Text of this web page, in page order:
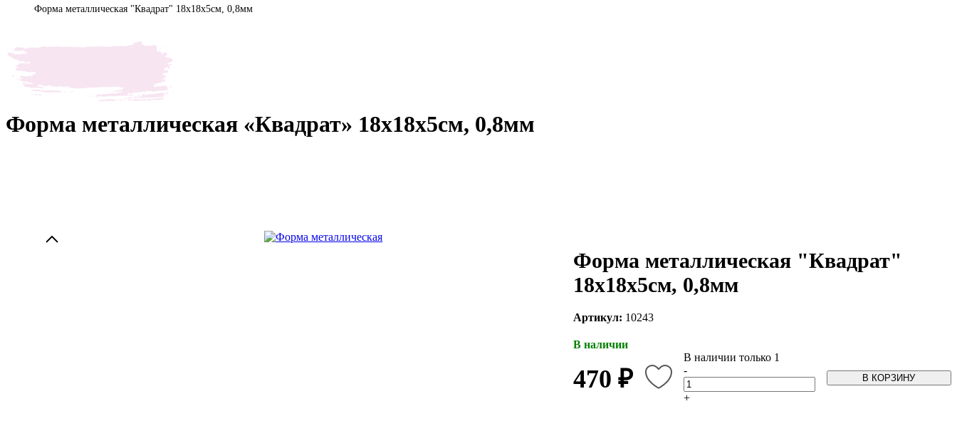
Форма металлическая "Квадрат" 18х18х5см, 0,8мм
Форма металлическая «Квадрат» 18х18х5см, 0,8мм
Форма металлическая "Квадрат"
18х18х5см, 0,8мм
Артикул: 10243
В наличии
470 ₽
В наличии только 1
-
+
В КОРЗИНУ